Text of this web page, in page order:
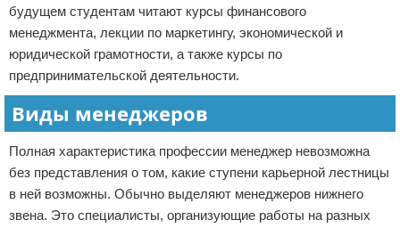
будущем студентам читают курсы финансового
менеджмента, лекции по маркетингу, экономической и
юридической грамотности, а также курсы по
предпринимательской деятельности.
Виды менеджеров
Полная характеристика профессии менеджер невозможна
без представления о том, какие ступени карьерной лестницы
в ней возможны. Обычно выделяют менеджеров нижнего
звена. Это специалисты, организующие работы на разных